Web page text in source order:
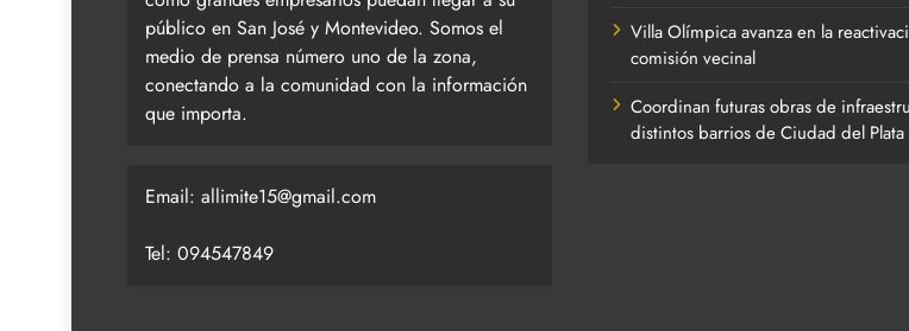
público en San José y Montevideo. Somos el
medio de prensa número uno de la zona,
conectando a la comunidad con la información
que importa.
Email: allimite15@gmail.com
Tel: 094547849
Villa Olímpica avanza en la
comisión vecinal
Coordinan futuras obras de
distintos barrios de Ciudad del Plata